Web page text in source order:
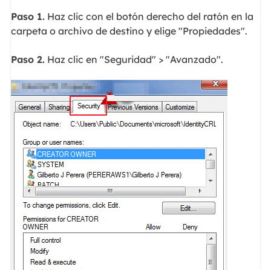
Paso 1.Haz clic con el botón derecho del ratón en la
carpeta o archivo de destino y elige "Propiedades".
Paso 2.Haz clic en "Seguridad" > "Avanzado".